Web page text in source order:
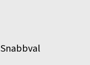
Snabbval